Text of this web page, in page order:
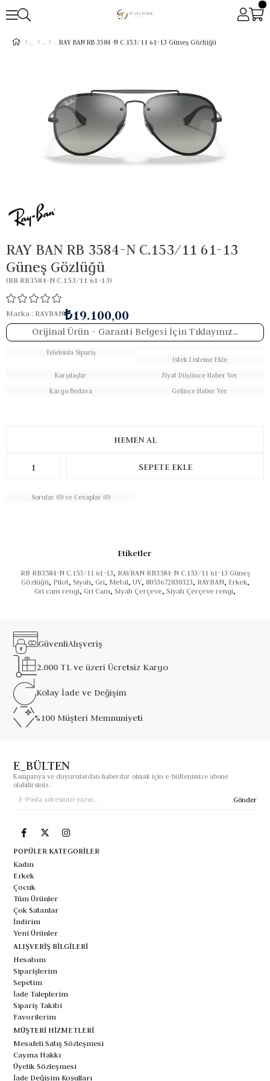
RAY BAN RB 3584-N C.153/11 61-13 Güneş Gözlüğü
RAY BAN RB 3584-N C.153/11 61-13
Güneş Gözlüğü
(RB RB3584-N C.153/11 61-13)
Marka : RAYBAN₺19.100,00
Orijinal Ürün - Garanti Belgesi İçin Tıklayınız...
Telefonla Sipariş
İstek Listeme Ekle
Karşılaştır
Fiyat Düşünce Haber Ver
Kargo Bedava
Gelince Haber Ver
Sorular (0) ve Cevaplar (0)
Etiketler
RB RB3584-N C.153/11 61-13, RAYBAN RB3584-N C.153/11 61-13 Güneş
Gözlüğü, Pilot, Siyah, Gri, Metal, UV, 8053672830323, RAYBAN, Erkek,
Gri cam rengi, Gri Cam, Siyah Çerçeve, Siyah Çerçeve rengi,
GüvenliAlışveriş
2.000 TL ve üzeriÜcretsiz Kargo
Kolay İade ve Değişim
%100 Müşteri Memnuniyeti
E_BÜLTEN
Kampanya ve duyurulardan haberdar olmak için e-bültenimize abone
olabilirsiniz.
Gönder
POPÜLER KATEGORİLER
Kadın
Erkek
Çocuk
Tüm Ürünler
Çok Satanlar
İndirim
Yeni Ürünler
ALIŞVERİŞ BİLGİLERİ
Hesabım
Siparişlerim
Sepetim
İade Taleplerim
Sipariş Takibi
Favorilerim
MÜŞTERİ HİZMETLERİ
Mesafeli Satış Sözleşmesi
Cayma Hakkı
Üyelik Sözleşmesi
İade Değişim Koşulları